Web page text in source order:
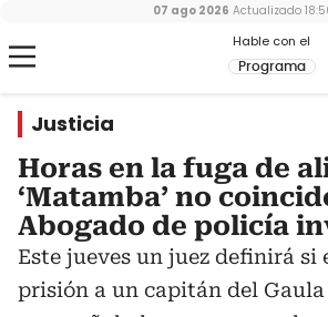
Hable con el
Programa
07 ago 2026 Actualizado
Justicia
Horas en la fuga de
‘Matamba’ no
Abogado de policía
Este jueves un juez definirá si
prisión a un capitán del